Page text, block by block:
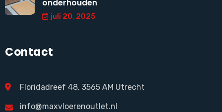
onderhouden
juli 20, 2025
Contact
Floridadreef 48, 3565 AM Utrecht
info@maxvloerenoutlet.nl